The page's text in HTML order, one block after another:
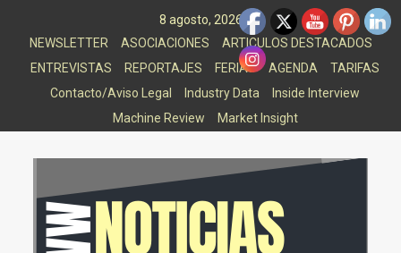
8 agosto, 2026
NEWSLETTER
ASOCIACIONES
ARTICULOS DESTACADOS
ENTREVISTAS
REPORTAJES FERIAS AGENDA
TARIFAS
Contacto/Aviso Legal
Industry Data
Inside Interview
Machine Review
Market Insight